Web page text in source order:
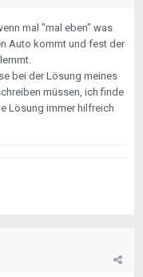
mal "mal eben" was
Auto kommt und fest der
bei der Lösung meines
müssen, ich finde
Lösung immer hilfreich